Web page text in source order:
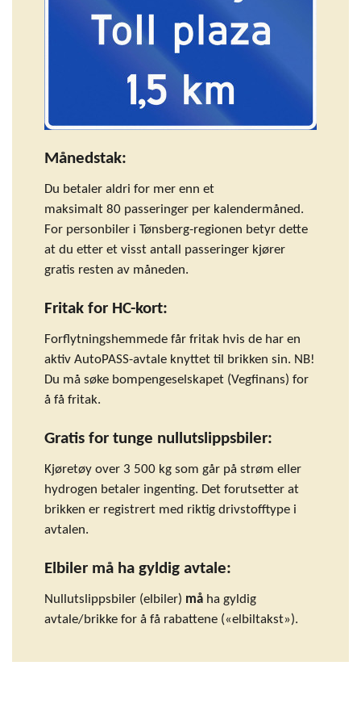
Månedstak:
Du betaler aldri for mer enn et
maksimalt 80 passeringer per kalendermåned.
For personbiler i Tønsberg-regionen betyr dette
at du etter et visst antall passeringer kjører
gratis resten av måneden.
Fritak for HC-kort:
Forflytningshemmede får fritak hvis de har en
aktiv AutoPASS-avtale knyttet til brikken sin. NB!
Du må søke bompengeselskapet (Vegfinans) for
å få fritak.
Gratis for tunge nullutslippsbiler:
Kjøretøy over 3 500 kg som går på strøm eller
hydrogen betaler ingenting. Det forutsetter at
brikken er registrert med riktig drivstofftype i
avtalen.
Elbiler må ha gyldig avtale:
Nullutslippsbiler (elbiler) må ha gyldig
avtale/brikke for å få rabattene («elbiltakst»).